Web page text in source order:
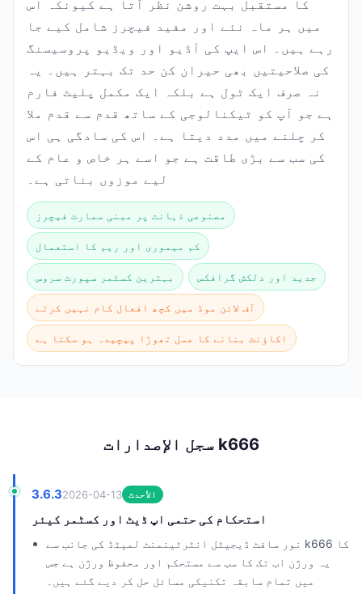
کا مستقبل بہت روشن نظر آتا ہے کیونکہ اس
میں ہر ماہ نئے اور مفید فیچرز شامل کیے جا
رہے ہیں۔ اس ایپ کی آڈیو اور ویڈیو پروسیسنگ
کی صلاحیتیں بھی حیران کن حد تک بہتر ہیں۔ یہ
نہ صرف ایک ٹول ہے بلکہ ایک مکمل پلیٹ فارم
ہے جو آپ کو ٹیکنالوجی کے ساتھ قدم سے قدم ملا
کر چلنے میں مدد دیتا ہے۔ اس کی سادگی ہی اس
کی سب سے بڑی طاقت ہے جو اسے ہر خاص و عام کے
لیے موزوں بناتی ہے۔
مصنوعی ذہانت پر مبنی سمارٹ فیچرز
کم میموری اور ریم کا استعمال
بہترین کسٹمر سپورٹ سروس جدید اور دلکش گرافکس
آف لائن موڈ میں کچھ افعال کام نہیں کرتے
اکاؤنٹ بنانے کا عمل تھوڑا پیچیدہ ہو سکتا ہے
سجل الإصدارات k666
3.6.32026-04-13 الأحدث
استحکام کی حتمی اپ ڈیٹ اور کسٹمر کیئر
نور سافٹ ڈیجیٹل انٹرٹینمنٹ لمیٹڈ کی جانب سے k666 کا
یہ ورژن اب تک کا سب سے مستحکم اور محفوظ ورژن ہے جس
میں تمام سابقہ تکنیکی مسائل حل کر دیے گئے ہیں۔